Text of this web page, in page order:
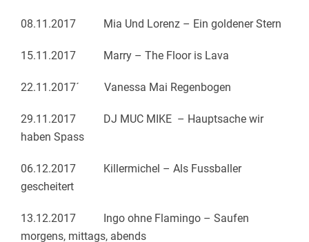
08.11.2017 Mia Und Lorenz – Ein goldener Stern
15.11.2017 Marry – The Floor is Lava
22.11.2017´ Vanessa Mai Regenbogen
29.11.2017 DJ MUC MIKE – Hauptsache wir
haben Spass
06.12.2017 Killermichel – Als Fussballer
gescheitert
13.12.2017 Ingo ohne Flamingo – Saufen
morgens, mittags, abends